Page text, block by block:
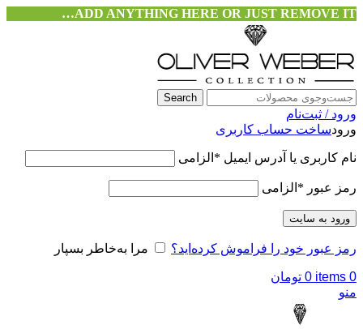
ADD ANYTHING HERE OR JUST REMOVE IT…
Search
ورود / ثبت‌نام
ورودساخت حساب کاربری
نام کاربری یا آدرس ایمیل * الزامی
رمز عبور * الزامی
ورود به سایت
رمز عبور خود را فراموش کرده‌اید؟ مرا به‌خاطر بسپار
0
items
0 تومان
منو